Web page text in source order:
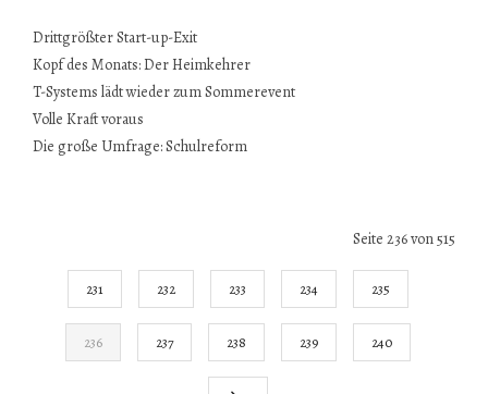
Drittgrößter Start-up-Exit
Kopf des Monats: Der Heimkehrer
T-Systems lädt wieder zum Sommerevent
Volle Kraft voraus
Die große Umfrage: Schulreform
Seite 236 von 515
231 232 233 234 235
236 237 238 239 240